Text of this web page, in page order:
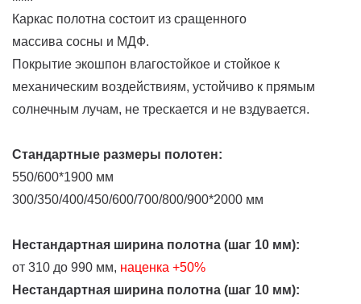
Каркас полотна состоит из сращенного
массива сосны и МДФ.
Покрытие экошпон влагостойкое и стойкое к
механическим воздействиям, устойчиво к прямым
солнечным лучам, не трескается и не вздувается.
Стандартные размеры полотен:
550/600*1900 мм
300/350/400/450/600/700/800/900*2000 мм
Нестандартная ширина полотна (шаг 10 мм):
от 310 до 990 мм, наценка +50%
Нестандартная ширина полотна (шаг 10 мм):